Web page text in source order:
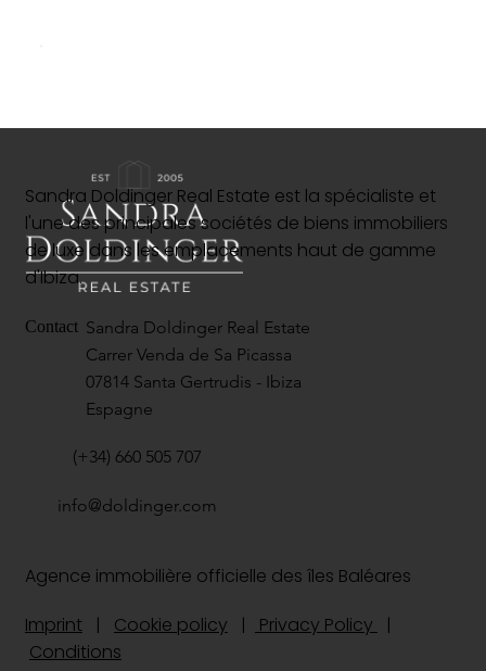
Sandra Doldinger Real Estate est la spécialiste et
l'une des principales sociétés de biens immobiliers
de luxe dans les emplacements haut de gamme
d'Ibiza.
Agence immobilière officielle des îles Baléares
Contact Sandra Doldinger Real Estate
Carrer Venda de Sa Picassa
07814 Santa Gertrudis - Ibiza
Espagne
Imprint | Cookie policy | Privacy Policy
|
Conditions
(+34) 660 505 707
info@doldinger.com